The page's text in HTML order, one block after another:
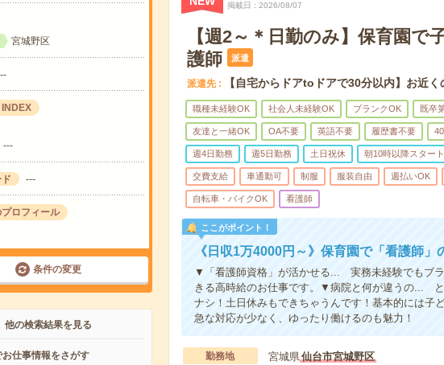
宮城野区
---
---
ロフィール
条件の変更
他の検索結果を見る
お仕事情報をさがす
掲載日 2026/08/07
【週2～＊日勤のみ】保育園で
護師
派遣
派遣先 【自宅からドアtoドアで30分以内】お近
職種未経験OK 社会人未経験OK ブランクOK 既卒
友達と一緒OK OA不要 英語不要 履歴書不要
週4日勤務 週5日勤務 土日祝休 朝10時以降スタート
交費支給 車通勤可 制服 服装自由 週払いOK
自転車・バイクOK 看護師
ここがポイント！
《日収1万4000円～》保育園で「看護師
▼「看護師資格」が活かせる... 実務未経験でもブ
きる高時給のお仕事です。▼病院と何が違うの...
ナシ！土日休みもできちゃうんです！基本的には子
急な対応が少なく、ゆったり働けるのも魅力！
勤務地 宮城県仙台市宮城野区